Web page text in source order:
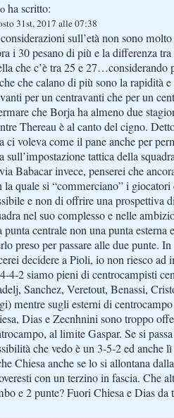
ha scritto:
31st, 2017 alle 07:38
sull’età non sono
i 30 pesano di più e la differenza
che c’è tra 25 e 27…considerando
che calano di più sono la rapidità
per un centravanti che per un
che Borja ha almeno due
Thereau è al canto del cigno.
ci voleva come il pane anche per
sull’impostazione tattica della
Babacar invece, penserei che
la quale si “commerciano” i
e non di offrire una prospettiva
nel suo complesso e nelle
punta centrale non una punta esterna
preso per passare alle due punte.
decidere a Pioli, io non riesco
4-2 siamo pieni di centrocampisti
Sanchez, Veretout, Benassi,
mentre sugli esterni di
Dias e Zecnhnini sono troppo
al limite Gaspar. Se si
che vedo è un 3-5-2 ed anche
Chiesa anche se lo si allontana
con un terzino in fascia. Che
e 2 punte? Fuori Chiesa e Dias